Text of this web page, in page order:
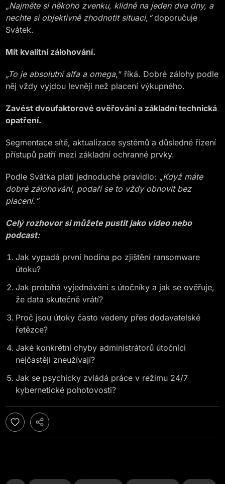
„Najměte si někoho zvenku, klidně na jeden dva dny, a
nechte si objektivně zhodnotit situaci,“doporučuje
Svátek.
Mít kvalitní zálohování.
„To je absolutní alfa a omega,“ říká. Dobré zálohy podle
něj vždy vyjdou levněji než placení výkupného.
Zavést dvoufaktorové ověřování a základní technická
opatření.
Segmentace sítě, aktualizace systémů a důsledné řízení
přístupů patří mezi základní ochranné prvky.
Podle Svátka platí jednoduché pravidlo: „Když máte
dobré zálohování, podaří se to vždy obnovit bez
placení.“
Celý rozhovor si můžete pustit jako video nebo
podcast:
Jak vypadá první hodina po zjištění ransomware
útoku?
Jak probíhá vyjednávání s útočníky a jak se ověřuje,
že data skutečně vrátí?
Proč jsou útoky často vedeny přes dodavatelské
řetězce?
Jaké konkrétní chyby administrátorů útočníci
nejčastěji zneužívají?
Jak se psychicky zvládá práce v režimu 24/7
kybernetické pohotovosti?